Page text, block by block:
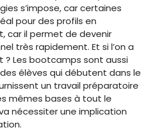
s’impose, car certaines
pour des profils en
car il permet de devenir
très rapidement. Et si l’on a
Les bootcamps sont aussi
élèves qui débutent dans le
un travail préparatoire
mêmes bases à tout le
nécessiter une implication